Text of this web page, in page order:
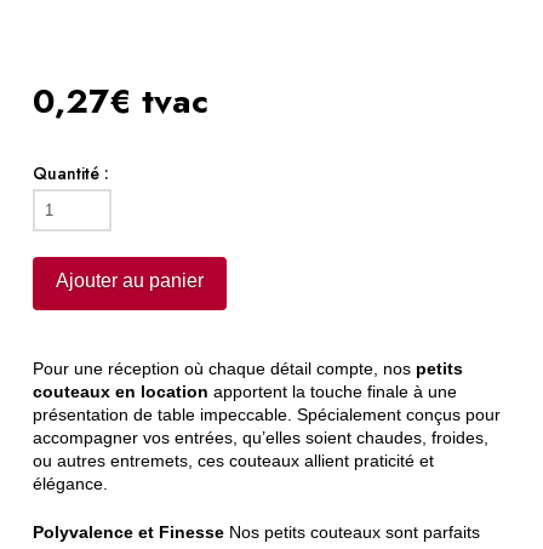
0,27€ tvac
Quantité :
quantité
de
Petit
couteau
Ajouter au panier
Pour une réception où chaque détail compte, nos petits
couteaux en location apportent la touche finale à une
présentation de table impeccable. Spécialement conçus pour
accompagner vos entrées, qu’elles soient chaudes, froides,
ou autres entremets, ces couteaux allient praticité et
élégance.
Polyvalence et FinesseNos petits couteaux sont parfaits